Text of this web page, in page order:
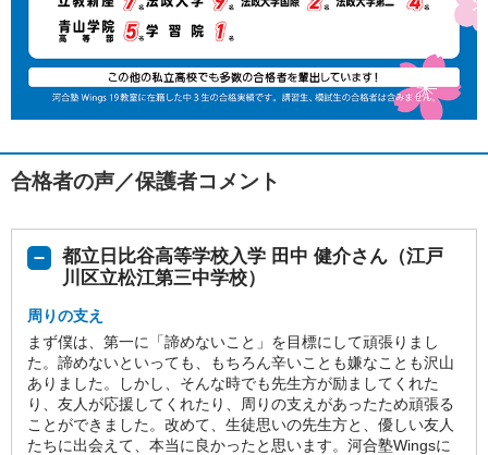
合格者の声／保護者コメント
都立日比谷高等学校入学 田中 健介さん（江戸
川区立松江第三中学校）
周りの支え
まず僕は、第一に「諦めないこと」を目標にして頑張りまし
た。諦めないといっても、もちろん辛いことも嫌なことも沢山
ありました。しかし、そんな時でも先生方が励ましてくれた
り、友人が応援してくれたり、周りの支えがあったため頑張る
ことができました。改めて、生徒思いの先生方と、優しい友人
たちに出会えて、本当に良かったと思います。河合塾Wingsに